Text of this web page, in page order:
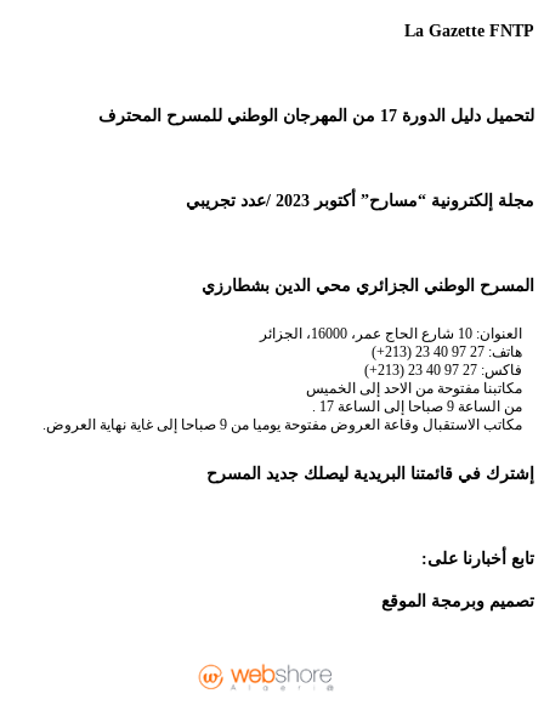
La Gazette FNTP
لتحميل دليل الدورة 17 من المهرجان الوطني للمسرح المحترف
مجلة إلكترونية “مسارح” أكتوبر 2023 /عدد تجريبي
المسرح الوطني الجزائري محي الدين بشطارزي
العنوان: 10 شارع الحاج عمر، 16000، الجزائر
هاتف: 27 97 40 23 (213+)
فاكس: 27 97 40 23 (213+)
مكاتبنا مفتوحة من الاحد إلى الخميس
من الساعة 9 صباحا إلى الساعة 17 .
مكاتب الاستقبال وقاعة العروض مفتوحة يوميا من 9 صباحا إلى غاية نهاية العروض.
إشترك في قائمتنا البريدية ليصلك جديد المسرح
تابع أخبارنا على:
تصميم وبرمجة الموقع